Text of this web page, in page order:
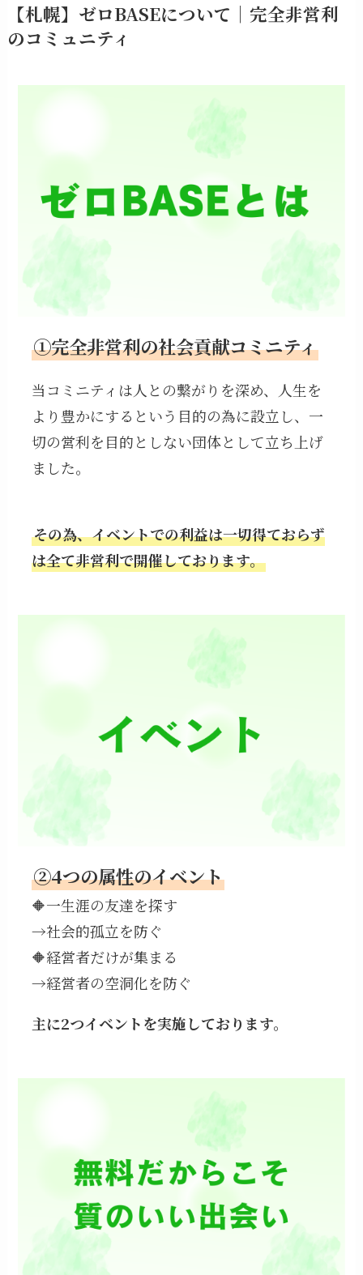
【札幌】ゼロBASEについて｜完全非営利
のコミュニティ
①完全非営利の社会貢献コミニティ
当コミニティは人との繋がりを深め、人生を
より豊かにするという目的の為に設立し、一
切の営利を目的としない団体として立ち上げ
ました。
その為、イベントでの利益は一切得ておらず
は全て非営利で開催しております。
②4つの属性のイベント
🔶一生涯の友達を探す
→社会的孤立を防ぐ
🔶経営者だけが集まる
→経営者の空洞化を防ぐ
主に2つイベントを実施しております。